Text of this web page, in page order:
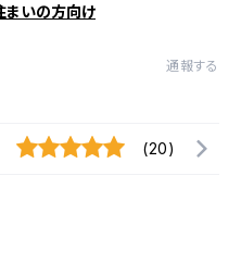
まいの方向け
通報する
(20)